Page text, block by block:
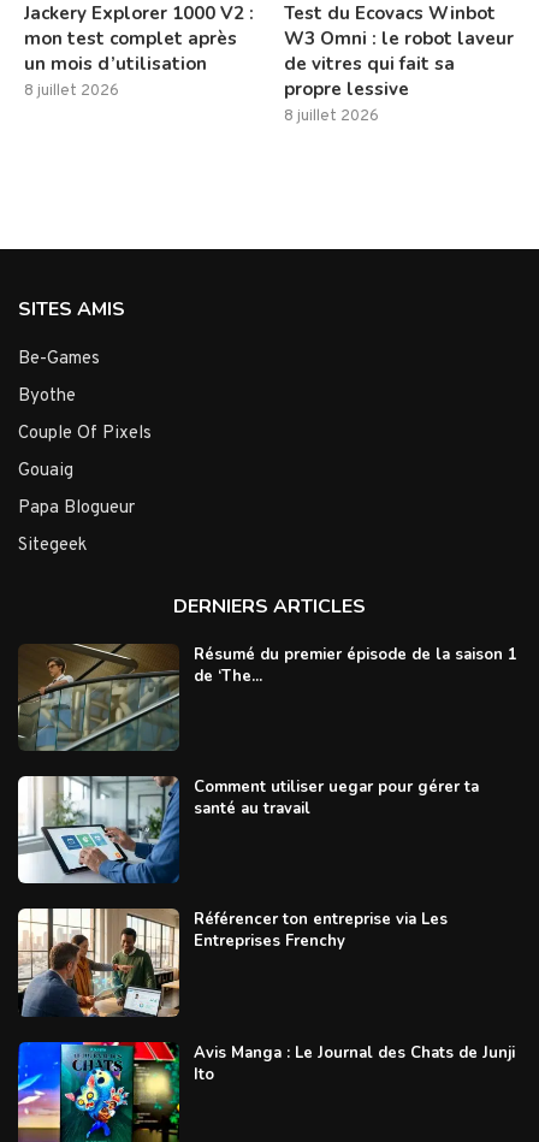
Jackery Explorer 1000 V2 :
mon test complet après
un mois d’utilisation
8 juillet 2026
Test du Ecovacs Winbot
W3 Omni : le robot laveur
de vitres qui fait sa
propre lessive
8 juillet 2026
SITES AMIS
Be-Games
Byothe
Couple Of Pixels
Gouaig
Papa Blogueur
Sitegeek
DERNIERS ARTICLES
Résumé du premier épisode de la saison 1
de ‘The...
Comment utiliser uegar pour gérer ta
santé au travail
Référencer ton entreprise via Les
Entreprises Frenchy
Avis Manga : Le Journal des Chats de Junji
Ito